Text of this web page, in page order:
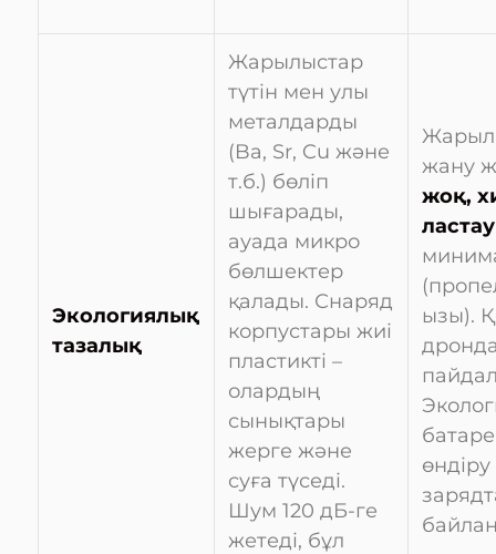
Экологиялық
тазалық
Жарылыстар
түтін мен улы
металдарды
(Ba, Sr, Cu және
т.б.) бөліп
шығарады,
ауада микро
бөлшектер
қалады. Снаряд
корпустары жиі
пластикті –
олардың
сынықтары
жерге және
суға түседі.
Шум 120 дБ-ге
жетеді, бұл
жану
жоқ,
ызы).